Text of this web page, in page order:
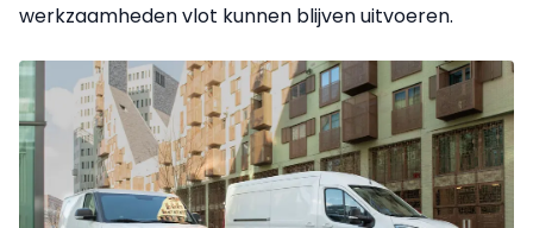
werkzaamheden vlot kunnen blijven uitvoeren.